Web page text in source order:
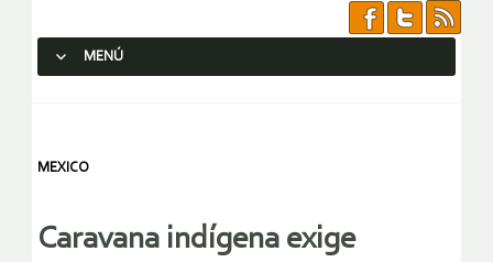
MENÚ
MEXICO
Caravana indígena exige